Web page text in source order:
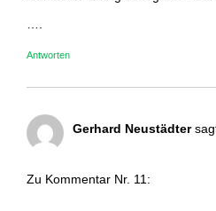
Antworten
Gerhard Neustädter
Zu Kommentar Nr. 11: